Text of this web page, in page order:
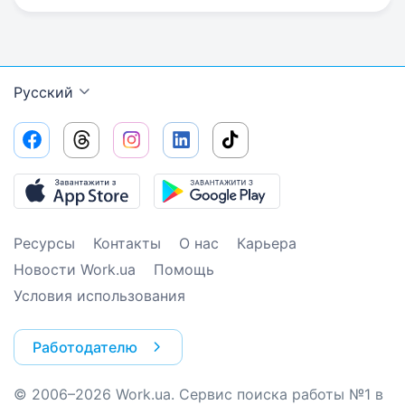
Русский
Ресурсы Контакты О нас
Карьера
Новости Work.ua
Помощь
Условия использования
Работодателю
© 2006–2026 Work.ua. Сервис поиска работы №1 в